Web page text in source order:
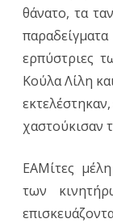
θάνατο, τα
ερπύστριες
Κούλα Λίλη
χαστούκισαν
ΕΑΜίτες
των